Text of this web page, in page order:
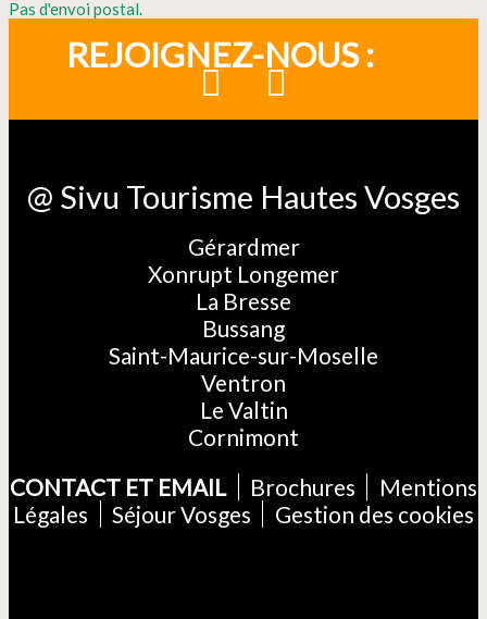
Pas d'envoi postal.
REJOIGNEZ-NOUS :
@ Sivu Tourisme Hautes Vosges
Gérardmer
Xonrupt Longemer
La Bresse
Bussang
Saint-Maurice-sur-Moselle
Ventron
Le Valtin
Cornimont
CONTACT ET EMAIL
Brochures
Mentions
Légales
Séjour Vosges Gestion des cookies